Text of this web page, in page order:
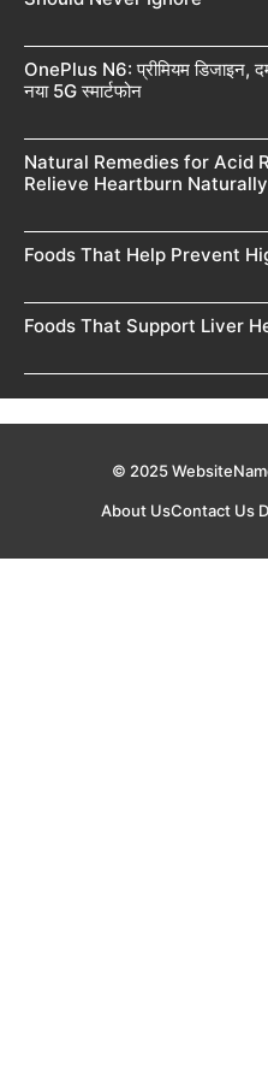
OnePlus N6: प्रीमियम डिजाइन,
नया 5G स्मार्टफोन
Natural Remedies for Acid
Relieve Heartburn Naturally
Foods That Help Prevent
Foods That Support Liver
© 2025
About UsContact Us